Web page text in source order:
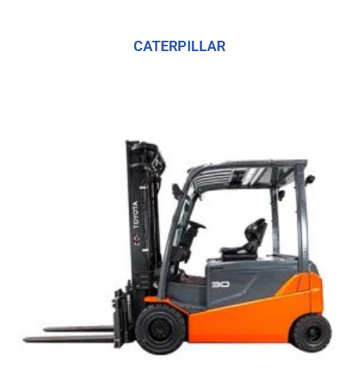
CATERPILLAR